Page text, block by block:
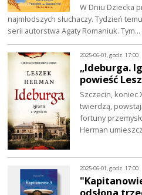
W Dniu Dziecka
najmłodszych słuchaczy. Tydzień
serii autorstwa Agaty Romaniuk. Tym…
2025-06-01, godz. 17:00
„Ideburga.
powieść
Szczecin, koniec
twierdzą,
fortuny
Herman
2025-06-01, godz. 17:00